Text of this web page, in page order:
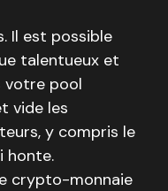
Il est possible
talentueux et
votre pool
vide les
y compris le
honte.
crypto-monnaie